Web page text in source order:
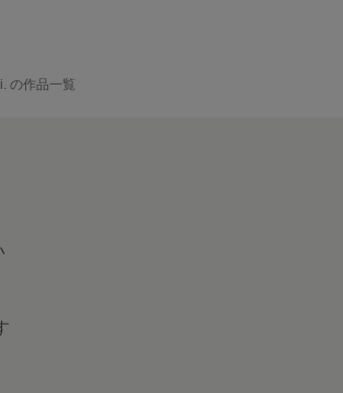
の作品一覧